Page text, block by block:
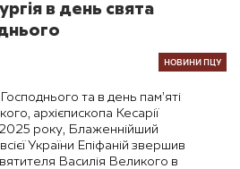
в день свята
НОВИНИ ПЦУ
та в день пам’яті
архієпископа Кесарії
2025 року, Блаженнійший
України Епіфаній звершив
Василія Великого в